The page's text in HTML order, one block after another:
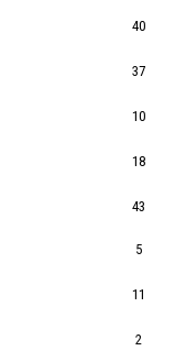
40
37
10
18
43
5
11
2